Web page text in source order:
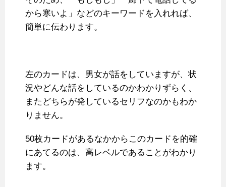
から寒いよ」などのキーワードを入れれば、
簡単に伝わります。
左のカードは、男女が話をしていますが、状
況やどんな話をしているのかわかりずらく、
またどちらが発しているセリフなのかもわか
りません。
50枚カードがあるなかからこのカードを的確
にあてるのは、高レベルであることがわかり
ます。